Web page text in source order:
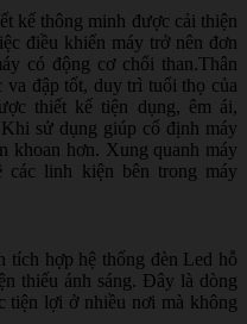
kế thông minh được cải thiện
điều khiển máy trở nên đơn
có động cơ chổi than.Thân
va đập tốt, duy trì tuổi thọ của
thiết kế tiện dụng, êm ái,
sử dụng giúp cố định máy
khoan hơn. Xung quanh máy
các linh kiện bên trong máy
tích hợp hệ thống đèn Led hỗ
thiếu ánh sáng. Đây là dòng
tiện lợi ở nhiều nơi mà không